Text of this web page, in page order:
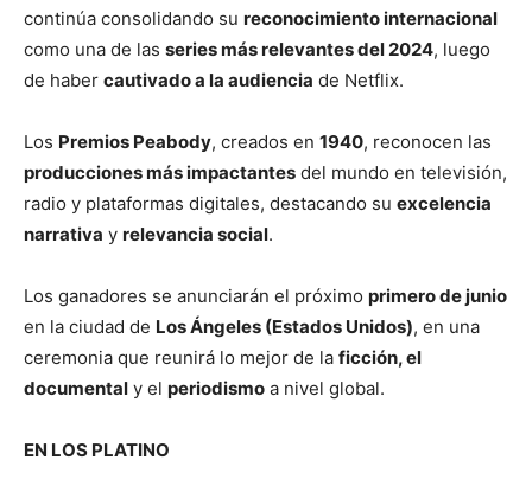
continúa consolidando su reconocimiento internacional
como una de las series más relevantes del 2024, luego
de haber cautivado a la audiencia de Netflix.
Los Premios Peabody, creados en 1940, reconocen las
producciones más impactantes del mundo en televisión,
radio y plataformas digitales, destacando su excelencia
narrativa y relevancia social.
Los ganadores se anunciarán el próximo primero de junio
en la ciudad de Los Ángeles (Estados Unidos), en una
ceremonia que reunirá lo mejor de la ficción, el
documental y el periodismo a nivel global.
EN LOS PLATINO